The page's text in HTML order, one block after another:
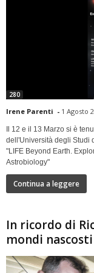
280
Irene Parenti - 1 Agosto
Il 12 e il 13 Marzo si è
dell'Università degli Studi
"LIFE Beyond Earth.
Astrobiology"
Continua a leggere
In ricordo di
mondi nascosti